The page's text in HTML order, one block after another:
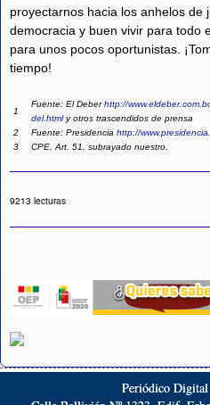
proyectarnos hacia los anhelos de
democracia y buen vivir para todo
para unos pocos oportunistas.
tiempo!
1
Fuente: El Deberhttp://
del.htmly otros trascendidos de prensa
2
Fuente: Presidencia http://
3
CPE, Art. 51, subrayado nuestro.
9213 lecturas
Periódico